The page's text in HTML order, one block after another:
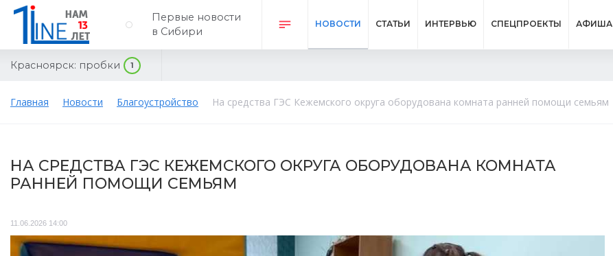
Первые новости
в Сибири
НОВОСТИ СТАТЬИ ИНТЕРВЬЮ СПЕЦПРОЕКТЫ АФИША
Красноярск: пробки 1
Главная Новости Благоустройство На средства ГЭС Кежемского округа оборудована комната ранней помощи семьям
НА СРЕДСТВА ГЭС КЕЖЕМСКОГО ОКРУГА ОБОРУДОВАНА КОМНАТА
РАННЕЙ ПОМОЩИ СЕМЬЯМ
11.06.2026 14:00